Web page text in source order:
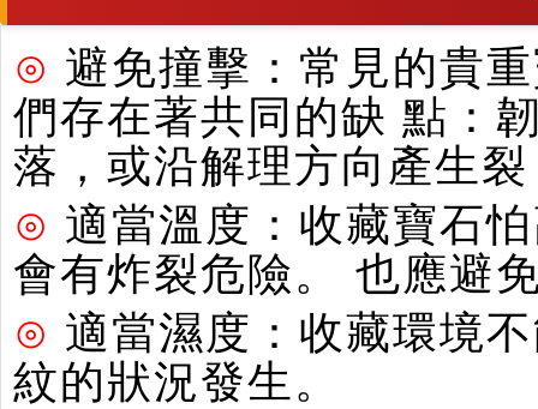
⊙ 避免撞擊：常見的貴
們存在著共同的缺 點：
落，或沿解理方向產生
⊙ 適當溫度：收藏寶石
會有炸裂危險。 也應避
⊙ 適當濕度：收藏環境
紋的狀況發生。